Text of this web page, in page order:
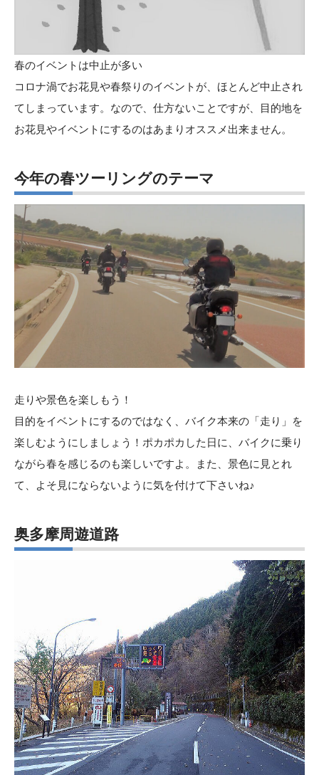
春のイベントは中止が多い
コロナ渦でお花見や春祭りのイベントが、ほとんど中止され
てしまっています。なので、仕方ないことですが、目的地を
お花見やイベントにするのはあまりオススメ出来ません。
今年の春ツーリングのテーマ
走りや景色を楽しもう！
目的をイベントにするのではなく、バイク本来の「走り」を
楽しむようにしましょう！ポカポカした日に、バイクに乗り
ながら春を感じるのも楽しいですよ。また、景色に見とれ
て、よそ見にならないように気を付けて下さいね♪
奥多摩周遊道路